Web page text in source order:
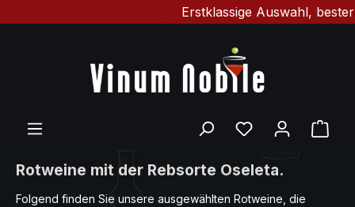
Erstklassige Auswahl, bester
Du hast 0
Rotweine mit der Rebsorte Oseleta.
Folgend finden Sie unsere ausgewählten Rotweine, die